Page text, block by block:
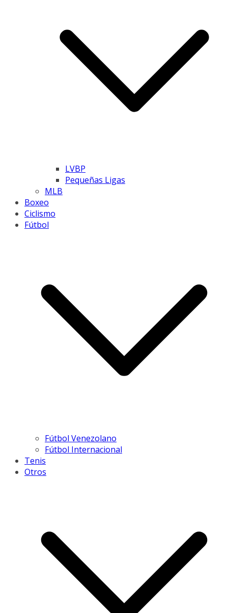
LVBP
Pequeñas Ligas
MLB
Boxeo
Ciclismo
Fútbol
Fútbol Venezolano
Fútbol Internacional
Tenis
Otros